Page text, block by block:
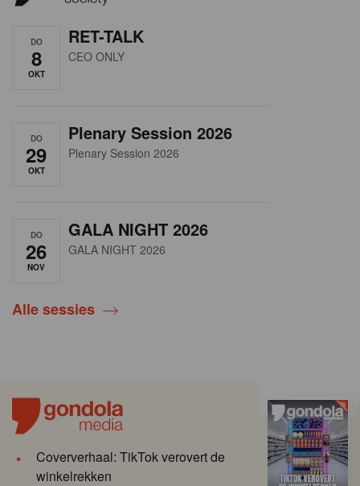
DO
8
OKT
RET-TALK
CEO ONLY
DO
29
OKT
Plenary Session 2026
Plenary Session 2026
DO
26
NOV
GALA NIGHT 2026
GALA NIGHT 2026
Alle sessies
Coververhaal: TikTok verovert de
winkelrekken